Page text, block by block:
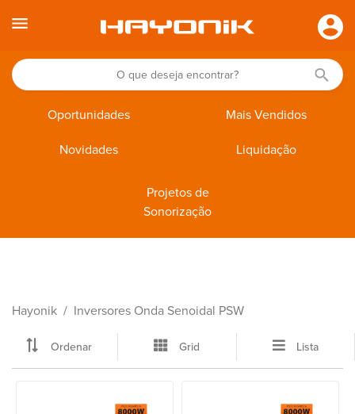
Oportunidades Mais Vendidos
Novidades Liquidação
Projetos de
Sonorização
Hayonik Inversores Onda Senoidal PSW
Ordenar Grid Lista